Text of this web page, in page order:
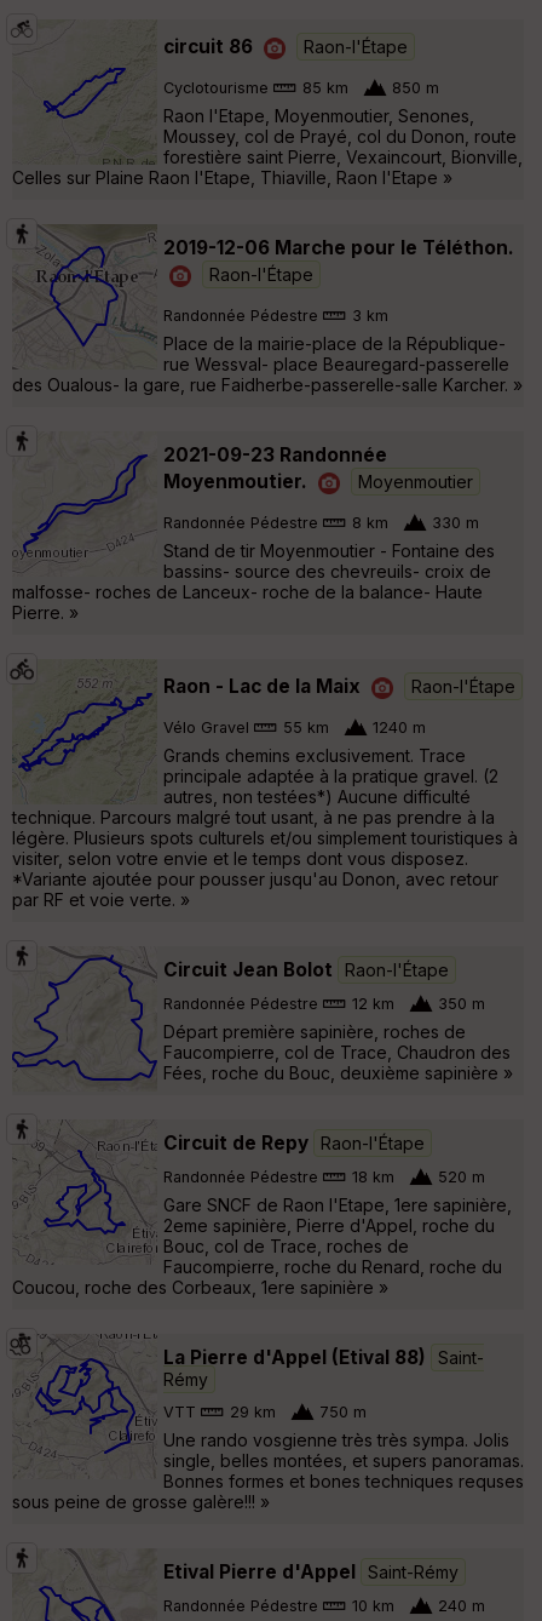
circuit 86 Raon-l'Étape
Cyclotourisme 85 km 850 m
Raon l'Etape, Moyenmoutier, Senones,
Moussey, col de Prayé, col du Donon, route
forestière saint Pierre, Vexaincourt, Bionville,
Celles sur Plaine Raon l'Etape, Thiaville, Raon l'Etape »
2019-12-06 Marche pour le Téléthon.
Raon-l'Étape
Randonnée Pédestre 3 km
Place de la mairie-place de la République-
rue Wessval- place Beauregard-passerelle
des Oualous- la gare, rue Faidherbe-passerelle-salle Karcher. »
2021-09-23 Randonnée
Moyenmoutier.
Moyenmoutier
Randonnée Pédestre 8 km 330 m
Stand de tir Moyenmoutier - Fontaine des
bassins- source des chevreuils- croix de
malfosse- roches de Lanceux- roche de la balance- Haute
Pierre. »
Raon - Lac de la Maix Raon-l'Étape
Vélo Gravel 55 km 1240 m
Grands chemins exclusivement. Trace
principale adaptée à la pratique gravel. (2
autres, non testées*) Aucune difficulté
technique. Parcours malgré tout usant, à ne pas prendre à la
légère. Plusieurs spots culturels et/ou simplement touristiques à
visiter, selon votre envie et le temps dont vous disposez.
*Variante ajoutée pour pousser jusqu'au Donon, avec retour
par RF et voie verte. »
Circuit Jean Bolot Raon-l'Étape
Randonnée Pédestre 12 km 350 m
Départ première sapinière, roches de
Faucompierre, col de Trace, Chaudron des
Fées, roche du Bouc, deuxième sapinière »
Circuit de Repy Raon-l'Étape
Randonnée Pédestre 18 km 520 m
Gare SNCF de Raon l'Etape, 1ere sapinière,
2eme sapinière, Pierre d'Appel, roche du
Bouc, col de Trace, roches de
Faucompierre, roche du Renard, roche du
Coucou, roche des Corbeaux, 1ere sapinière »
La Pierre d'Appel (Etival 88)
Saint-
Rémy
VTT 29 km 750 m
Une rando vosgienne très très sympa. Jolis
single, belles montées, et supers panoramas.
Bonnes formes et bones techniques requses
sous peine de grosse galère!!! »
Etival Pierre d'Appel Saint-Rémy
Randonnée Pédestre 10 km 240 m